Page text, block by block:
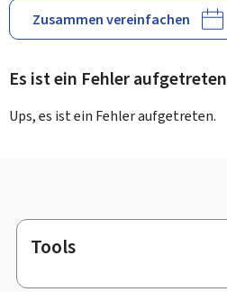
Zusammen vereinfachen
Es ist ein Fehler aufgetreten
Ups, es ist ein Fehler aufgetreten.
Footer
Tools